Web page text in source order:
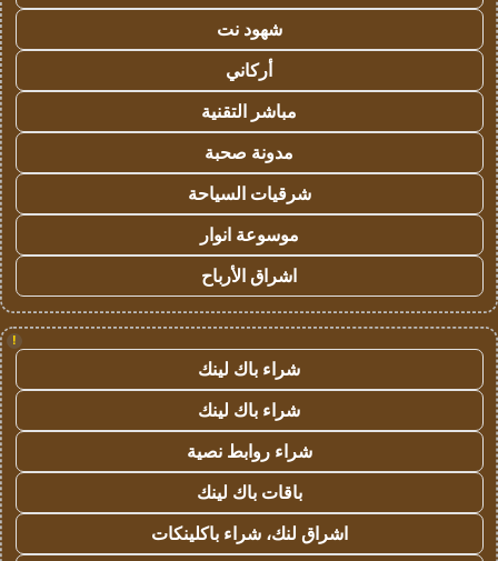
شهود نت
أركاني
مباشر التقنية
مدونة صحبة
شرقيات السياحة
موسوعة انوار
اشراق الأرباح
!
شراء باك لينك
شراء باك لينك
شراء روابط نصية
باقات باك لينك
اشراق لنك، شراء باكلينكات